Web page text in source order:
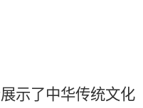
示了中华传统文化